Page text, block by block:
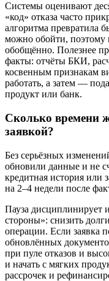
Системы оценивают
«код» отказа часто
алгоритма превратила
можно обойти, поэтому
обобщённо. Полезнее
факты: отчёты БКИ,
косвенным признакам
работать, а затем —
продукт или банк.
Сколько времени
заявкой?
Без серьёзных
обновили данные и не
кредитная история или
на 2–4 недели после
Пауза дисциплинирует
стороны»: снизить
операции. Если заявка
обновлённых
при пуле отказов и
и начать с мягких
рассрочек и